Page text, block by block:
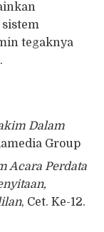
tegaknya
Dalam
Group
Acara Perdata
, Cet. Ke-12.